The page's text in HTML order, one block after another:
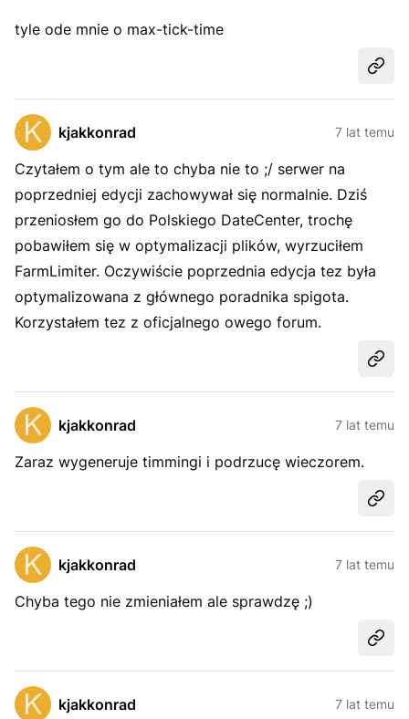
tyle ode mnie o max-tick-time
kjakkonrad 7 lat temu
Czytałem o tym ale to chyba nie to ;/ serwer na
poprzedniej edycji zachowywał się normalnie. Dziś
przeniosłem go do Polskiego DateCenter, trochę
pobawiłem się w optymalizacji plików, wyrzuciłem
FarmLimiter. Oczywiście poprzednia edycja tez była
optymalizowana z głównego poradnika spigota.
Korzystałem tez z oficjalnego owego forum.
kjakkonrad 7 lat temu
Zaraz wygeneruje timmingi i podrzucę wieczorem.
kjakkonrad 7 lat temu
Chyba tego nie zmieniałem ale sprawdzę ;)
kjakkonrad 7 lat temu